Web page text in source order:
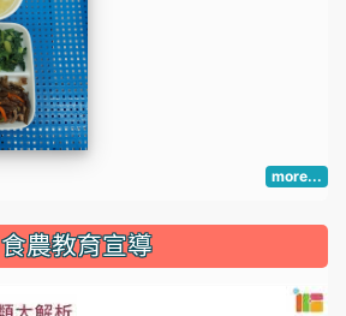
more...
食農教育宣導